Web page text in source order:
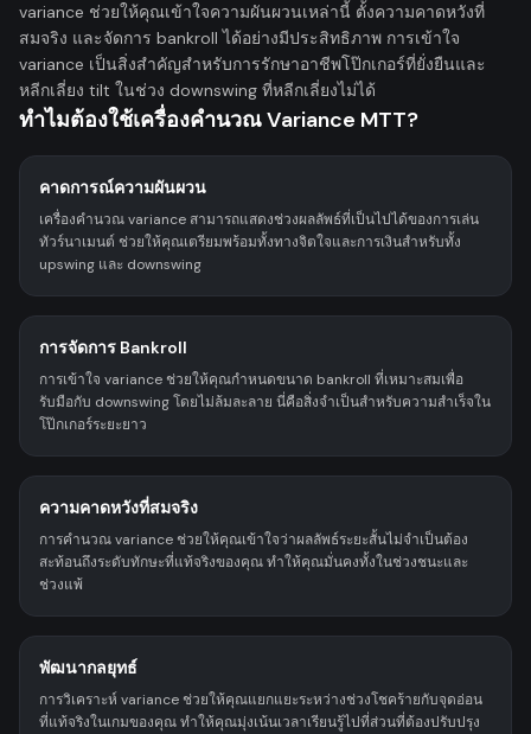
variance ช่วยให้คุณเข้าใจความผันผวนเหล่านี้ ตั้งความคาดหวังที่
สมจริง และจัดการ bankroll ได้อย่างมีประสิทธิภาพ การเข้าใจ
variance เป็นสิ่งสำคัญสำหรับการรักษาอาชีพโป๊กเกอร์ที่ยั่งยืนและ
หลีกเลี่ยง tilt ในช่วง downswing ที่หลีกเลี่ยงไม่ได้
ทำไมต้องใช้เครื่องคำนวณ Variance MTT?
คาดการณ์ความผันผวน
เครื่องคำนวณ variance สามารถแสดงช่วงผลลัพธ์ที่เป็นไปได้ของการเล่น
ทัวร์นาเมนต์ ช่วยให้คุณเตรียมพร้อมทั้งทางจิตใจและการเงินสำหรับทั้ง
upswing และ downswing
การจัดการ Bankroll
การเข้าใจ variance ช่วยให้คุณกำหนดขนาด bankroll ที่เหมาะสมเพื่อ
รับมือกับ downswing โดยไม่ล้มละลาย นี่คือสิ่งจำเป็นสำหรับความสำเร็จใน
โป๊กเกอร์ระยะยาว
ความคาดหวังที่สมจริง
การคำนวณ variance ช่วยให้คุณเข้าใจว่าผลลัพธ์ระยะสั้นไม่จำเป็นต้อง
สะท้อนถึงระดับทักษะที่แท้จริงของคุณ ทำให้คุณมั่นคงทั้งในช่วงชนะและ
ช่วงแพ้
พัฒนากลยุทธ์
การวิเคราะห์ variance ช่วยให้คุณแยกแยะระหว่างช่วงโชคร้ายกับจุดอ่อน
ที่แท้จริงในเกมของคุณ ทำให้คุณมุ่งเน้นเวลาเรียนรู้ไปที่ส่วนที่ต้องปรับปรุง